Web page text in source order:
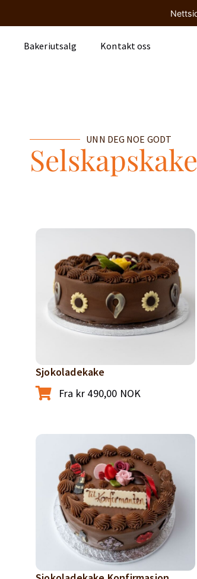
Bakeriutsalg Kontakt oss
UNN DEG NOE GODT
Sjokoladekake
Fra kr 490,00 NOK